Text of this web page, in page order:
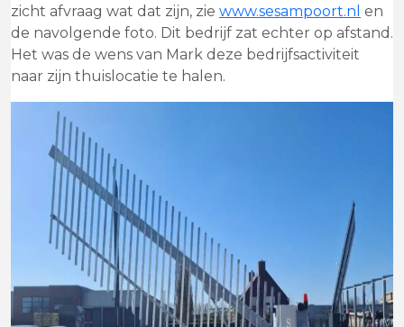
zicht afvraag wat dat zijn, zie www.sesampoort.nl en
de navolgende foto. Dit bedrijf zat echter op afstand.
Het was de wens van Mark deze bedrijfsactiviteit
naar zijn thuislocatie te halen.